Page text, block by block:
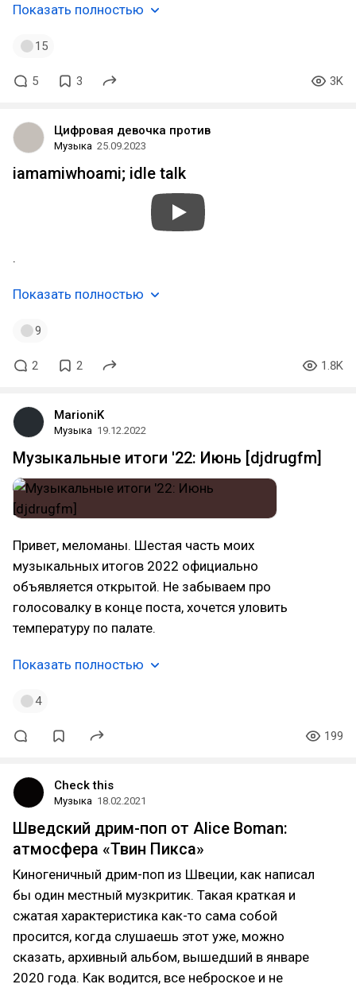
Показать полностью
15
5 3 3K
Цифровая девочка против
Музыка 25.09.2023
iamamiwhoami; idle talk
.
Показать полностью
9
2 2 1.8K
MarioniK
Музыка 19.12.2022
Музыкальные итоги '22: Июнь [djdrugfm]
Привет, меломаны. Шестая часть моих
музыкальных итогов 2022 официально
объявляется открытой. Не забываем про
голосовалку в конце поста, хочется уловить
температуру по палате.
Показать полностью
4
199
Check this
Музыка 18.02.2021
Шведский дрим-поп от Alice Boman:
атмосфера «Твин Пикса»
Киногеничный дрим-поп из Швеции, как написал
бы один местный музкритик. Такая краткая и
сжатая характеристика как-то сама собой
просится, когда слушаешь этот уже, можно
сказать, архивный альбом, вышедший в январе
2020 года. Как водится, все неброское и не